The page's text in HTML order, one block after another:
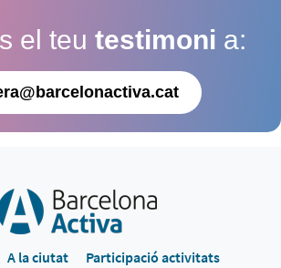
el teu testimoni a:
A la ciutat
Participació activitats